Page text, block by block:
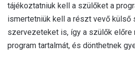
tájékoztatniuk kell a szülőket a
ismertetniük kell a részt vevő külső
szervezeteket is, így a szülők előre
program tartalmát, és dönthetnek